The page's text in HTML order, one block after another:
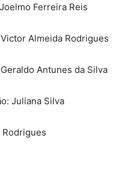
Ferreira Reis
Almeida Rodrigues
Antunes da Silva
Juliana Silva